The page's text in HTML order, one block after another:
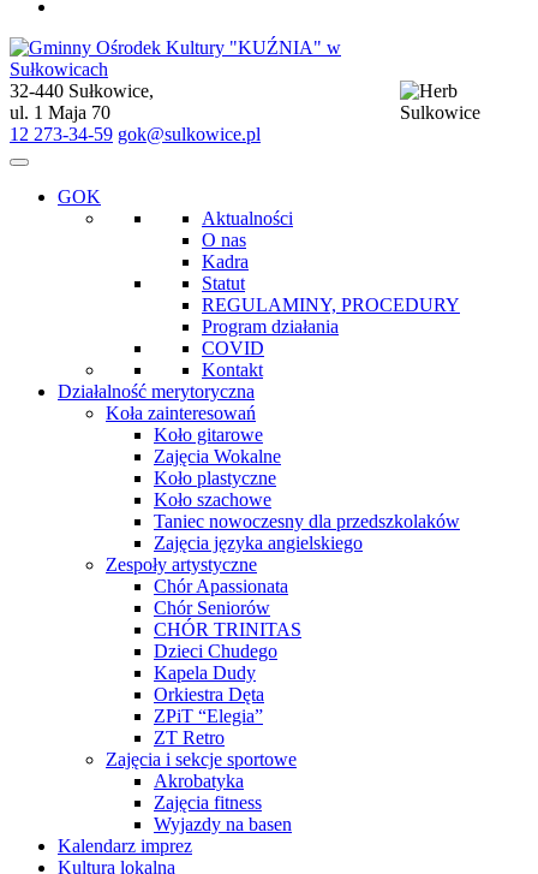
Gminny Ośrodek Kultury "KUŹNIA" w Sułkowicach
32-440 Sułkowice,
ul. 1 Maja 70
12 273-34-59 gok@sulkowice.pl
GOK
Aktualności
O nas
Kadra
Statut
REGULAMINY, PROCEDURY
Program działania
COVID
Kontakt
Działalność merytoryczna
Koła zainteresowań
Koło gitarowe
Zajęcia Wokalne
Koło plastyczne
Koło szachowe
Taniec nowoczesny dla przedszkolaków
Zajęcia języka angielskiego
Zespoły artystyczne
Chór Apassionata
Chór Seniorów
CHÓR TRINITAS
Dzieci Chudego
Kapela Dudy
Orkiestra Dęta
ZPiT “Elegia”
ZT Retro
Zajęcia i sekcje sportowe
Akrobatyka
Zajęcia fitness
Wyjazdy na basen
Kalendarz imprez
Kultura lokalna